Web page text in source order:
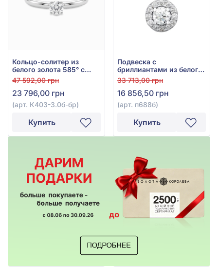
Кольцо-солитер из
белого золота 585° с
бриллиантом 0,115ct, арт.
К403-3.0б-бр
47 592,00 грн
23 796,00 грн
(арт. К403-3.0б-бр)
Купить
Подвеска с
бриллиантами из белого
золота 585°, Бриллиант
0,15ct, арт. п688б
33 713,00 грн
16 856,50 грн
(арт. п688б)
Купить